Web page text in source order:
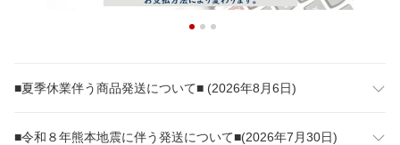
■夏季休業伴う商品発送について■ (2026年8月6日)
■令和８年熊本地震に伴う発送について■(2026年7月30日)